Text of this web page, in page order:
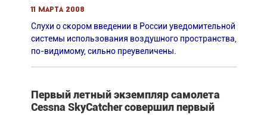
11 марта 2008
Слухи о скором введении в России уведомительной
системы использования воздушного пространства,
по-видимому, сильно преувеличены.
Первый летный экземпляр самолета
Cessna SkyCatcher совершил первый